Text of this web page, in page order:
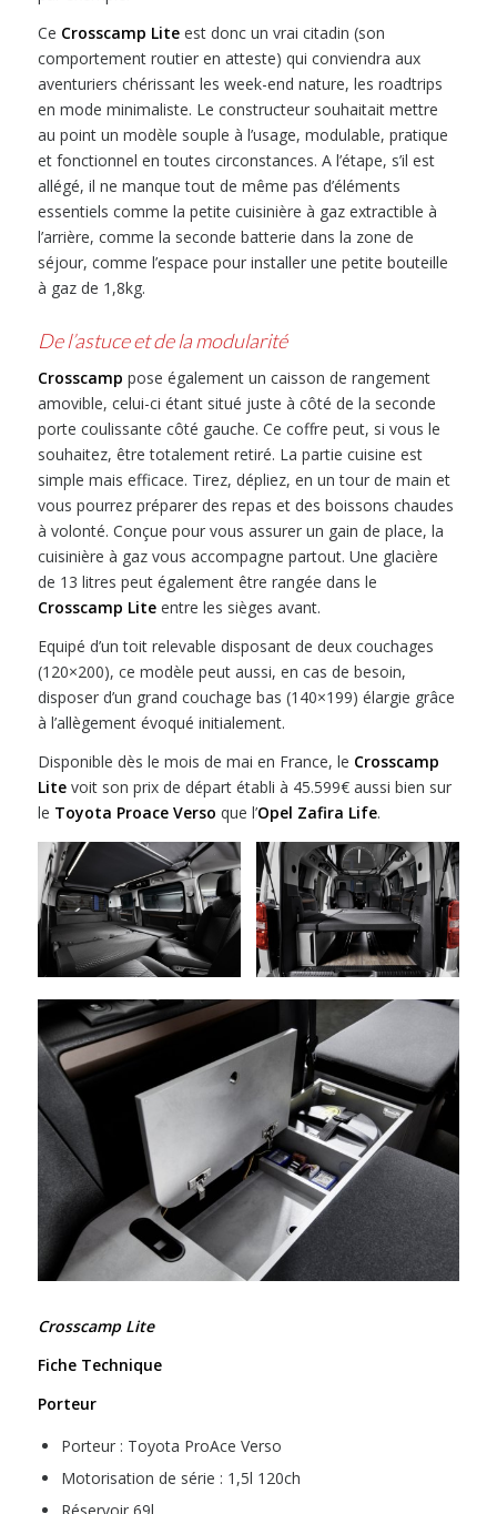
Ce Crosscamp Liteest donc un vrai citadin (son
comportement routier en atteste) qui conviendra aux
aventuriers chérissant les week-end nature, les roadtrips
en mode minimaliste. Le constructeur souhaitait mettre
au point un modèle souple à l’usage, modulable, pratique
et fonctionnel en toutes circonstances. A l’étape, s’il est
allégé, il ne manque tout de même pas d’éléments
essentiels comme la petite cuisinière à gaz extractible à
l’arrière, comme la seconde batterie dans la zone de
séjour, comme l’espace pour installer une petite bouteille
à gaz de 1,8kg.
De l’astuce et de la modularité
Crosscamp pose également un caisson de rangement
amovible, celui-ci étant situé juste à côté de la seconde
porte coulissante côté gauche. Ce coffre peut, si vous le
souhaitez, être totalement retiré. La partie cuisine est
simple mais efficace. Tirez, dépliez, en un tour de main et
vous pourrez préparer des repas et des boissons chaudes
à volonté. Conçue pour vous assurer un gain de place, la
cuisinière à gaz vous accompagne partout. Une glacière
de 13 litres peut également être rangée dans le
Crosscamp Liteentre les sièges avant.
Equipé d’un toit relevable disposant de deux couchages
(120×200), ce modèle peut aussi, en cas de besoin,
disposer d’un grand couchage bas (140×199) élargie grâce
à l’allègement évoqué initialement.
Disponible dès le mois de mai en France, le Crosscamp
Litevoit son prix de départ établi à 45.599€ aussi bien sur
le Toyota Proace Verso que l’Opel Zafira Life.
Crosscamp Lite
Fiche Technique
Porteur
Porteur : Toyota ProAce Verso
Motorisation de série : 1,5l 120ch
Réservoir 69l